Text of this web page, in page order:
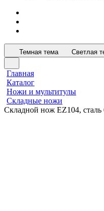
Темная тема Светлая
Главная
Каталог
Ножи и мультитулы
Складные ножи
Складной нож EZ104, сталь